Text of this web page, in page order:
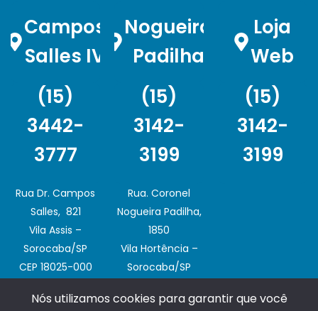
Campos
Salles IV
(15)
3442-
3777
Rua Dr. Campos
Salles, 821
Vila Assis –
Sorocaba/SP
CEP 18025-000
Nogueira
Padilha
(15)
3142-
3199
Rua. Coronel
Nogueira Padilha,
1850
Vila Hortência –
Sorocaba/SP
Loja
Web
(15)
3142-
3199
Nós utilizamos cookies para garantir que você